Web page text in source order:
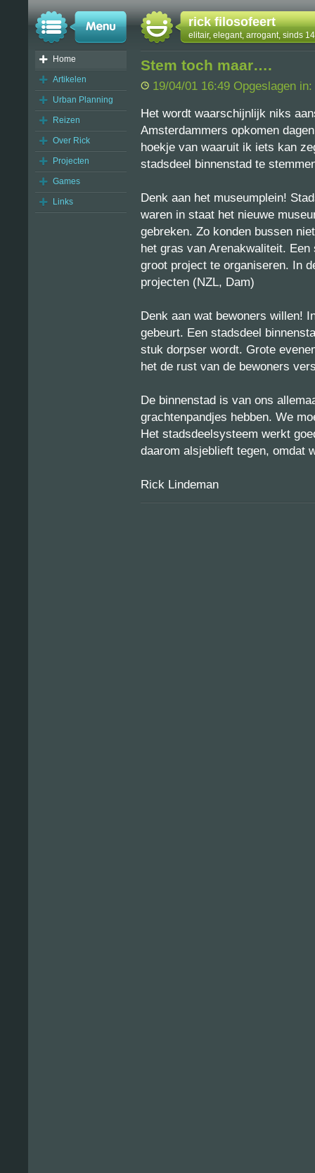
rick filosofeert
elitair, elegant, arrogant, sinds
Home
Artikelen
Urban Planning
Reizen
Over Rick
Projecten
Games
Links
Stem toch maar….
19/04/01 16:49 Opgeslagen in:
Het wordt waarschijnlijk niks
Amsterdammers opkomen
hoekje van waaruit ik iets kan
stadsdeel binnenstad te
Denk aan het museumplein!
waren in staat het nieuwe
gebreken. Zo konden bussen
het gras van Arenakwaliteit.
groot project te organiseren. In
projecten (NZL, Dam)
Denk aan wat bewoners willen!
gebeurt. Een stadsdeel
stuk dorpser wordt. Grote
het de rust van de bewoners
De binnenstad is van ons
grachtenpandjes hebben. We
Het stadsdeelsysteem werkt
daarom alsjeblieft tegen, omdat
Rick Lindeman